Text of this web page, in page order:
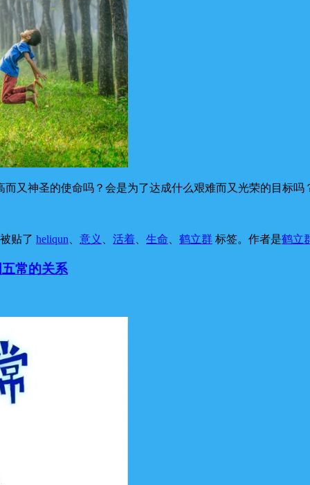
又神圣的使命吗？会是为了达成什么艰难而又光荣的目标吗
贴了 heliqun 意义 活着 生命 鹤立群 标签。 作者是鹤立
常的关系